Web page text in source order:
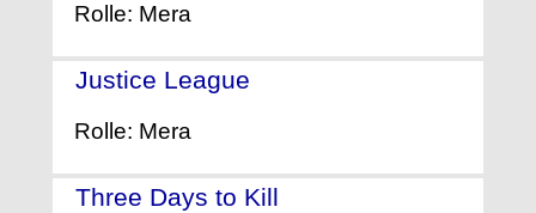
Rolle: Mera
Justice League
Rolle: Mera
Three Days to Kill